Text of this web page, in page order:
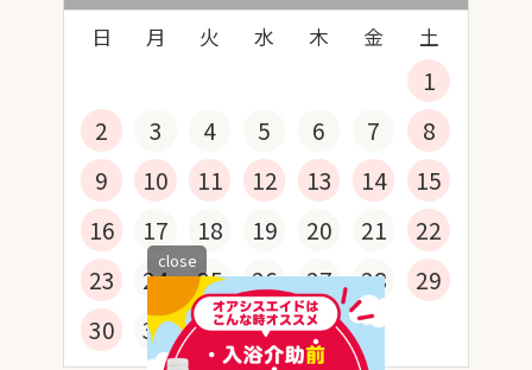
日 月 火 水 木 金 土
1
2
3 4 5 6 7
8
9
10 11 12 13 14
15
16
17 18 19 20 21
22
23
24 25 26 27 28
29
30
31
close